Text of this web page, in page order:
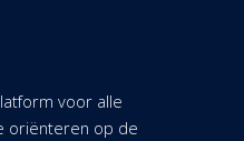
voor alle
oriënteren op de